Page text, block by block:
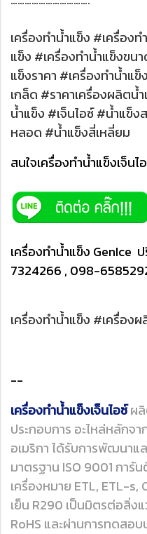
เครื่องทำน้ำแข็ง #เครื่อง
แข็ง #เครื่องทำน้ำแข็งขน
แข็งราคา #เครื่องทำน้ำแ
เกล็ด #ราคาเครื่องผลิตน้
น้ำแข็ง #เจ็นไอซ์ #น้ำแข็
หลอด #น้ำแข็งสี่เหลี่ยม
สนใจเครื่องทำน้ำแข็งเจ็น
เครื่องทำน้ำแข็ง GenIce
7324266 , 098-
เครื่องทำน้ำแข็ง #เครื่อง
--
เครื่องทำน้ำแข็งเจ็นไอซ์ผ
ประกอบการ อะไหล่หลักจ
อเมริกา ได้รับการพัฒนาแ
มาตรฐาน ISO 9001 การั
เครื่องหมาย ETL, ETL-s,
เย็น R290 เป็นมิตรต่อสิ่ง
RoHS และผ่านการทดสอ